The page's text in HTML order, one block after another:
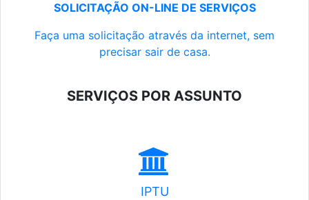
SOLICITAÇÃO ON-LINE DE SERVIÇOS
Faça uma solicitação através da internet, sem
precisar sair de casa.
SERVIÇOS POR ASSUNTO
IPTU